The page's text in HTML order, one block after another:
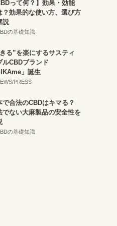
って何？】効果・効能
？効果的な使い方、選び方
説
の基礎知識
る”を楽にするサスティ
ルCBDブランド
」誕生
PRESS
で合法のCBDはキマる？
でない大麻製品の安全性を
の基礎知識